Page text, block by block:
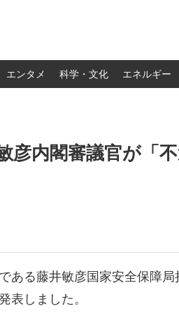
エンタメ 科学・文化 エネルギー
彦内閣審議官が「
ある藤井敏彦国家安全保障局
表しました。